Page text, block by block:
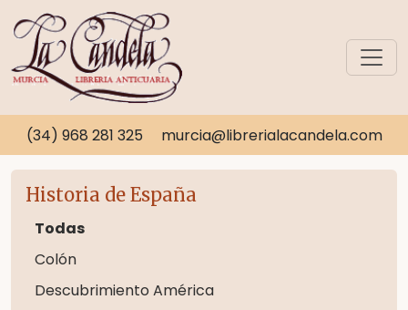
(34) 968 281 325 murcia@librerialacandela.com
Historia de España
Todas
Colón
Descubrimiento América